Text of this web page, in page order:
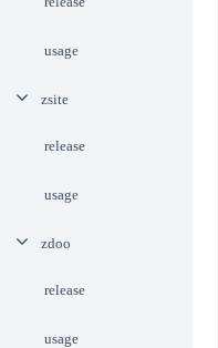
usage
zsite
release
usage
zdoo
release
usage